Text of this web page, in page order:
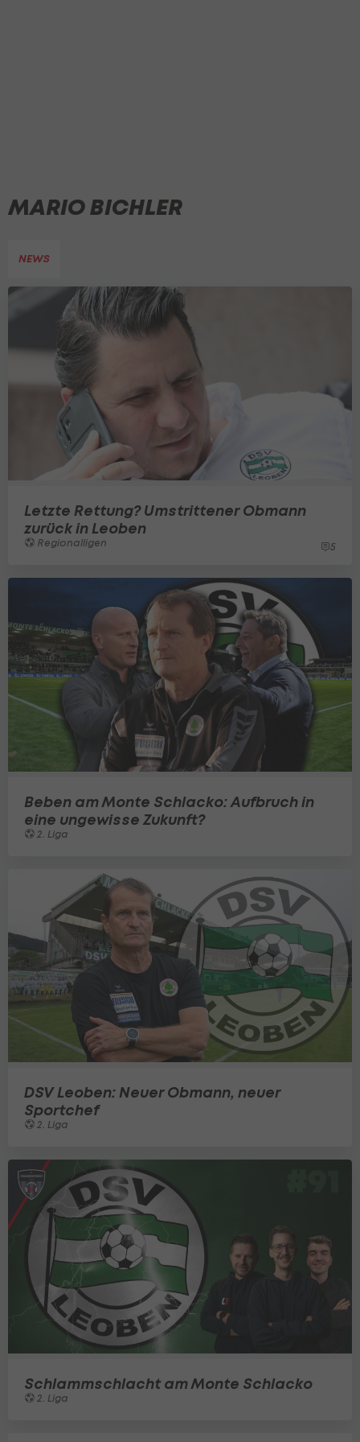
MARIO BICHLER
NEWS
Letzte Rettung? Umstrittener Obmann
zurück in Leoben
Regionalligen 5
Beben am Monte Schlacko: Aufbruch in
eine ungewisse Zukunft?
2. Liga
DSV Leoben: Neuer Obmann, neuer
Sportchef
2. Liga
Schlammschlacht am Monte Schlacko
2. Liga